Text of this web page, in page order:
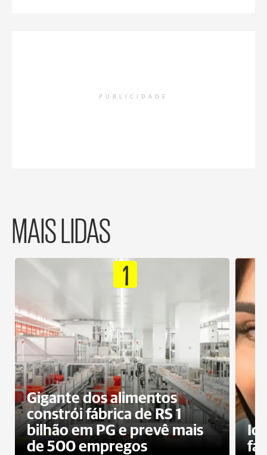
PUBLICIDADE
MAIS LIDAS
1
Gigante dos alimentos
constrói fábrica de RS 1
bilhão em PG e prevê mais
de 500 empregos